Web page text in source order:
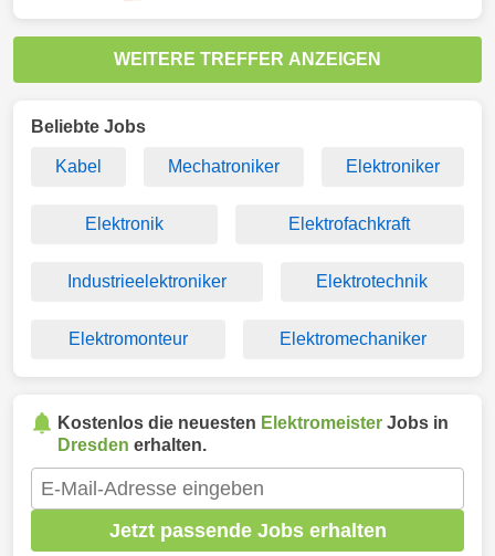
WEITERE TREFFER ANZEIGEN
Beliebte Jobs
Kabel Mechatroniker Elektroniker
Elektronik Elektrofachkraft
Industrieelektroniker Elektrotechnik
Elektromonteur Elektromechaniker
Kostenlos die neuesten Elektromeister Jobs in
Dresden erhalten.
Jetzt passende Jobs erhalten